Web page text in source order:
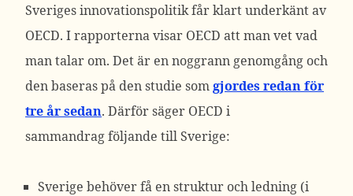
Sveriges innovationspolitik får klart underkänt av
OECD. I rapporterna visar OECD att man vet vad
man talar om. Det är en noggrann genomgång och
den baseras på den studie somgjordes redan för
tre år sedan. Därför säger OECD i
sammandrag följande till Sverige:
Sverige behöver få en struktur och ledning (i